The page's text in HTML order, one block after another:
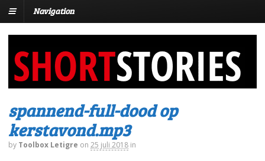
Navigation
spannend-full-dood op
kerstavond.mp3
by Toolbox Letigre on 25 juli 2018 in